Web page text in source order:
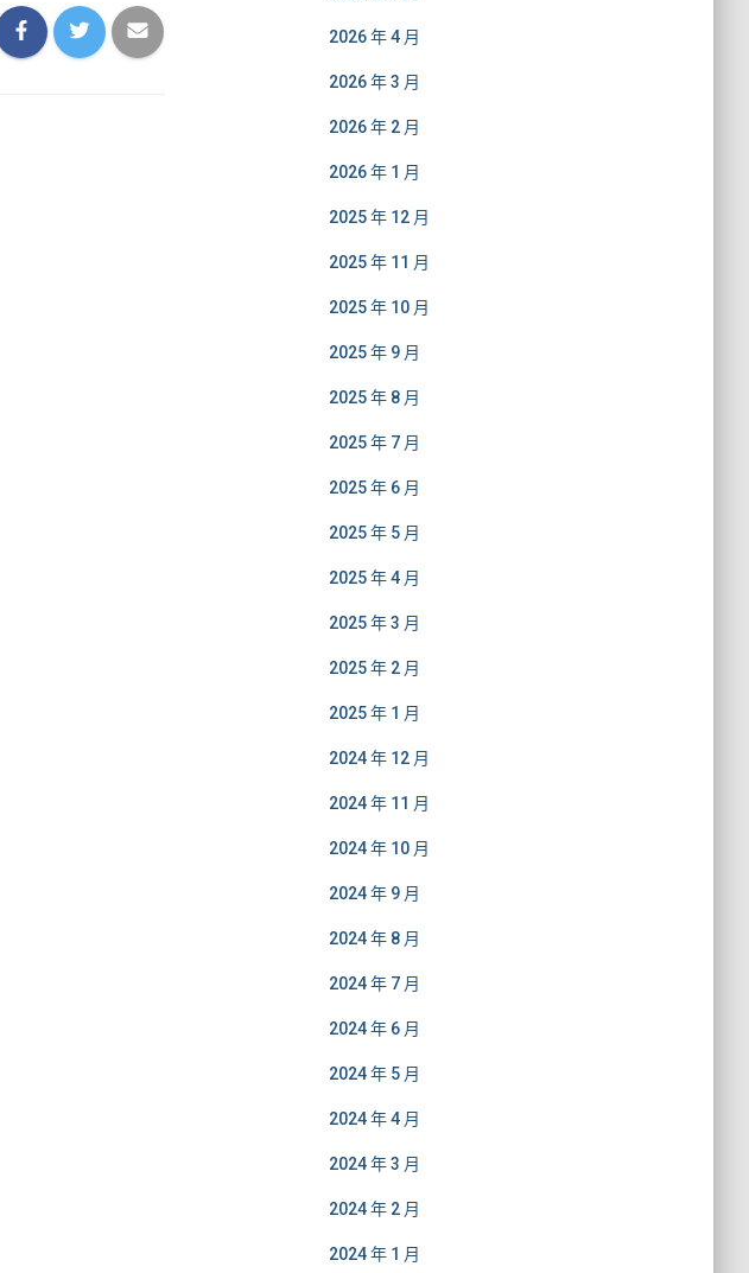
2026 年 4 月
2026 年 3 月
2026 年 2 月
2026 年 1 月
2025 年 12 月
2025 年 11 月
2025 年 10 月
2025 年 9 月
2025 年 8 月
2025 年 7 月
2025 年 6 月
2025 年 5 月
2025 年 4 月
2025 年 3 月
2025 年 2 月
2025 年 1 月
2024 年 12 月
2024 年 11 月
2024 年 10 月
2024 年 9 月
2024 年 8 月
2024 年 7 月
2024 年 6 月
2024 年 5 月
2024 年 4 月
2024 年 3 月
2024 年 2 月
2024 年 1 月